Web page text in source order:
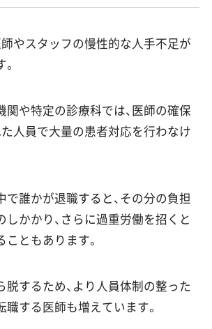
師やスタッフの慢性的な人手不足が
や特定の診療科では、医師の確保
た人員で大量の患者対応を行わなけ
で誰かが退職すると、その分の負担
かかり、さらに過重労働を招くと
ともあります。
脱するため、より人員体制の整った
する医師も増えています。